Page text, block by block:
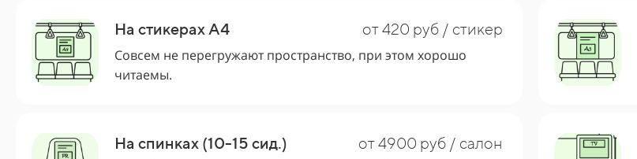
На стикерах А4 от 420 руб / стикер
Совсем не перегружают пространство, при этом хорошо
читаемы.
На спинках (10-15 сид.) от 4900 руб / салон